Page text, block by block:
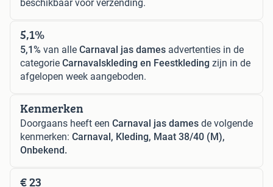
beschikbaar voor verzending.
5,1%
5,1% van alle Carnaval jas dames advertenties in de
categorie Carnavalskleding en Feestkleding zijn in de
afgelopen week aangeboden.
Kenmerken
Doorgaans heeft een Carnaval jas dames de volgende
kenmerken: Carnaval, Kleding, Maat 38/40 (M),
Onbekend.
€ 23